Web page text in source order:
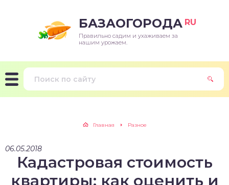
БАЗАОГОРОДА RU
Правильно садим и ухаживаем за
нашим урожаем.
Главная Разное
06.05.2018
Кадастровая стоимость
квартиры: как оценить и